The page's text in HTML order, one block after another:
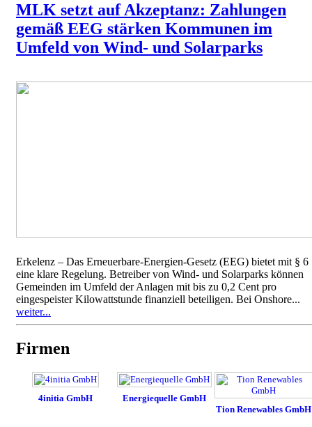
MLK setzt auf Akzeptanz: Zahlungen
gemäß EEG stärken Kommunen im
Umfeld von Wind- und Solarparks
Erkelenz – Das Erneuerbare-Energien-Gesetz (EEG) bietet mit § 6
eine klare Regelung. Betreiber von Wind- und Solarparks können
Gemeinden im Umfeld der Anlagen mit bis zu 0,2 Cent pro
eingespeister Kilowattstunde finanziell beteiligen. Bei Onshore...
weiter...
Firmen
4initia GmbH
Energiequelle GmbH
Tion Renewables GmbH